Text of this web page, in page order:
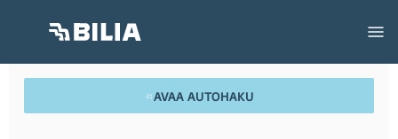
AVAA AUTOHAKU